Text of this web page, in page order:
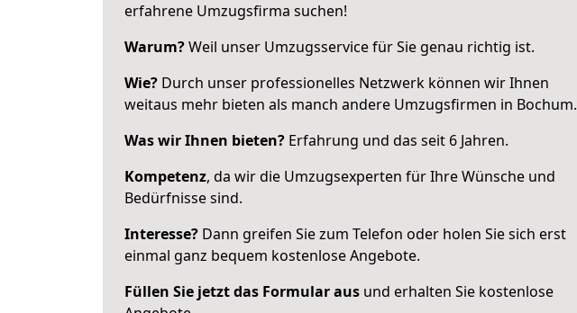
erfahrene Umzugsfirma suchen!
Warum?Weil unser Umzugsservice für Sie genau richtig ist.
Wie? Durch unser professionelles Netzwerk können wir Ihnen
weitaus mehr bieten als manch andere Umzugsfirmen in Bochum.
Was wir Ihnen bieten? Erfahrung und das seit 6 Jahren.
Kompetenz, da wir die Umzugsexperten für Ihre Wünsche und
Bedürfnisse sind.
Interesse? Dann greifen Sie zum Telefon oder holen Sie sich erst
einmal ganz bequem kostenlose Angebote.
Füllen Sie jetzt das Formular aus und erhalten Sie kostenlose